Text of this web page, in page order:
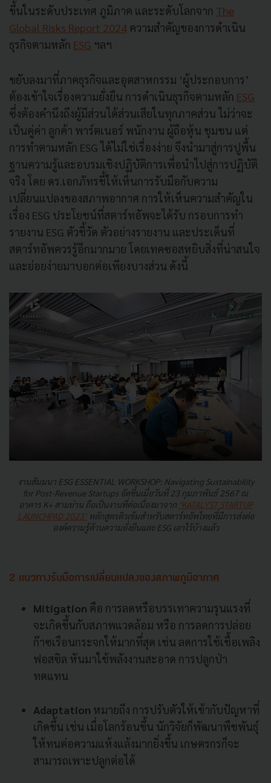
ขึ้นในระดับประเทศ ภูมิภาค และระดับโลกจาก The
Global Risks Report 2024 ความสำคัญของการดำเนิน
ธุรกิจตามหลัก ESG ฯลฯ
ขยับลงมาที่ภาคธุรกิจและอุตสาหกรรม ‘ผู้ประกอบการ’
ต้องเข้าใจเรื่องความยั่งยืน การดำเนินธุรกิจตามหลัก ESG
ซึ่งต้องคำนึงถึงผู้มีส่วนได้ส่วนเสียในทุกภาคส่วน ไม่ว่าจะ
เป็นคู่ค่า ลูกค้า พาร์ตเนอร์ พนักงาน ผู้ถือหุ้น ชุมชน แต่
การทำตามหลัก ESG ได้ไม่ใช่เรื่องง่าย จึงนำมาสู่การปูพื้น
ฐานความรู้และอบรมเชิงปฏิบัติการเพื่อนำไปสู่การปฏิบัติ
จริง โดย ดร.เอกภัทรชี้ให้เห็นการรับมือกับความ
เปลี่ยนแปลงของสภาพอากาศ การให้เห็นความสำคัญใน
เรื่อง ESG ประโยชน์ที่สตาร์ทอัพจะได้รับ กรอบการทำ
รายงาน ESG ตัวชี้วัด ตัวอย่างรายงาน และประเด็นที่
สตาร์ทอัพควรรู้อีกมากมาย โดยเทคซอสหยิบสิ่งที่น่าสนใจ
และย่อยง่ายมาบอกต่อเพียงบางส่วน ดังนี้
งานสัมมนา ESG ESSENTIAL WORKSHOP: Navigating Sustainability
for Post-Revenue Startups จัดขึ้นเมื่อวันที่ 23 กุมภาพันธ์ 2567 ณ
อาคาร K+ สามย่าน ถือเป็นงานที่ต่อเนื่องมาจาก ‘KATALYST STARTUP
LAUNCHPAD 2023’หลักสูตรติวเข้มสำหรับสตาร์ทอัพไทยที่มีการส่งต่อ
องค์ความรู้ด้านความยั่งยืนและ ESG เอาไว้บ้างแล้ว
2 แนวทางรับมือการเปลี่ยนแปลงของสภาพภูมิอากาศ
Mitigation คือ การลดหรือบรรเทาความรุนแรงที่
จะเกิดขึ้นกับสภาพแวดล้อม หรือ การลดการปล่อย
ก๊าซเรือนกระจกให้มากที่สุด เช่น ลดการใช้เชื้อเพลิง
ฟอสซิล หันมาใช้พลังงานสะอาด การปลูกป่า
ทดแทน
Adaptation หมายถึง การปรับตัวให้เข้ากับปัญหาที่
เกิดขึ้น เช่น เมื่อโลกร้อนขึ้น นักวิจัยก็พัฒนาพืชพันธุ์
ให้ทนต่อความแห้งแล้งมากยิ่งขึ้น เกษตรกรก็จะ
สามารถเพาะปลูกต่อได้